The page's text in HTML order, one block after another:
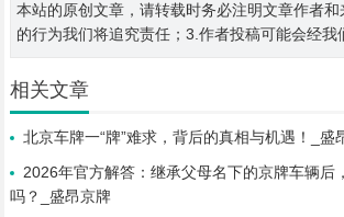
本站的原创文章，请转载时务必注明文章作者和
的行为我们将追究责任；3.作者投稿可能会经我
相关文章
北京车牌一“牌”难求，背后的真相与机遇！_盛
2026年官方解答：继承父母名下的京牌车辆后
吗？_盛昂京牌